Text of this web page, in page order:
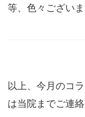
等、色々ござい
以上、今月のコ
は当院までご連絡